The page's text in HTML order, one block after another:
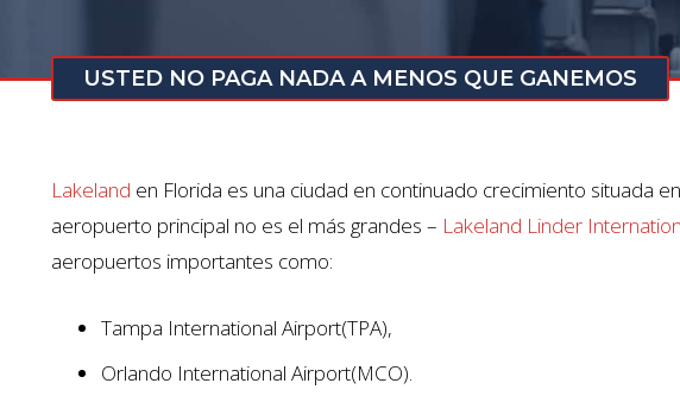
USTED NO PAGA NADA A MENOS QUE GANEMOS
Lakeland en Florida es una ciudad en continuado crecimiento situada
aeropuerto principal no es el más grandes – Lakeland Linder
aeropuertos importantes como:
Tampa International Airport(TPA),
Orlando International Airport(MCO).